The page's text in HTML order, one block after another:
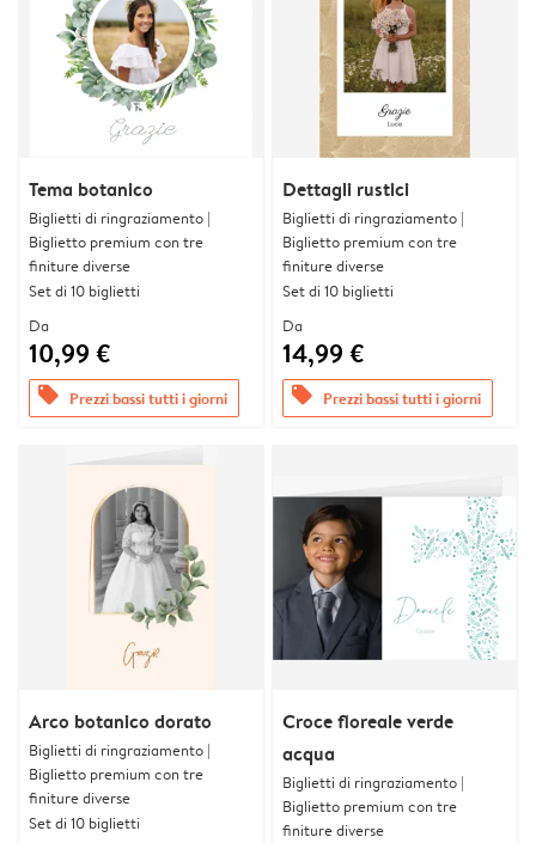
Tema botanico
Biglietti di ringraziamento |
Biglietto premium con tre
finiture diverse
Set di 10 biglietti
Da
10,99 €
offers Prezzi bassi tutti i giorni
Dettagli rustici
Biglietti di ringraziamento |
Biglietto premium con tre
finiture diverse
Set di 10 biglietti
Da
14,99 €
offers Prezzi bassi tutti i giorni
Arco botanico dorato
Biglietti di ringraziamento |
Biglietto premium con tre
finiture diverse
Set di 10 biglietti
Croce floreale verde
acqua
Biglietti di ringraziamento |
Biglietto premium con tre
finiture diverse